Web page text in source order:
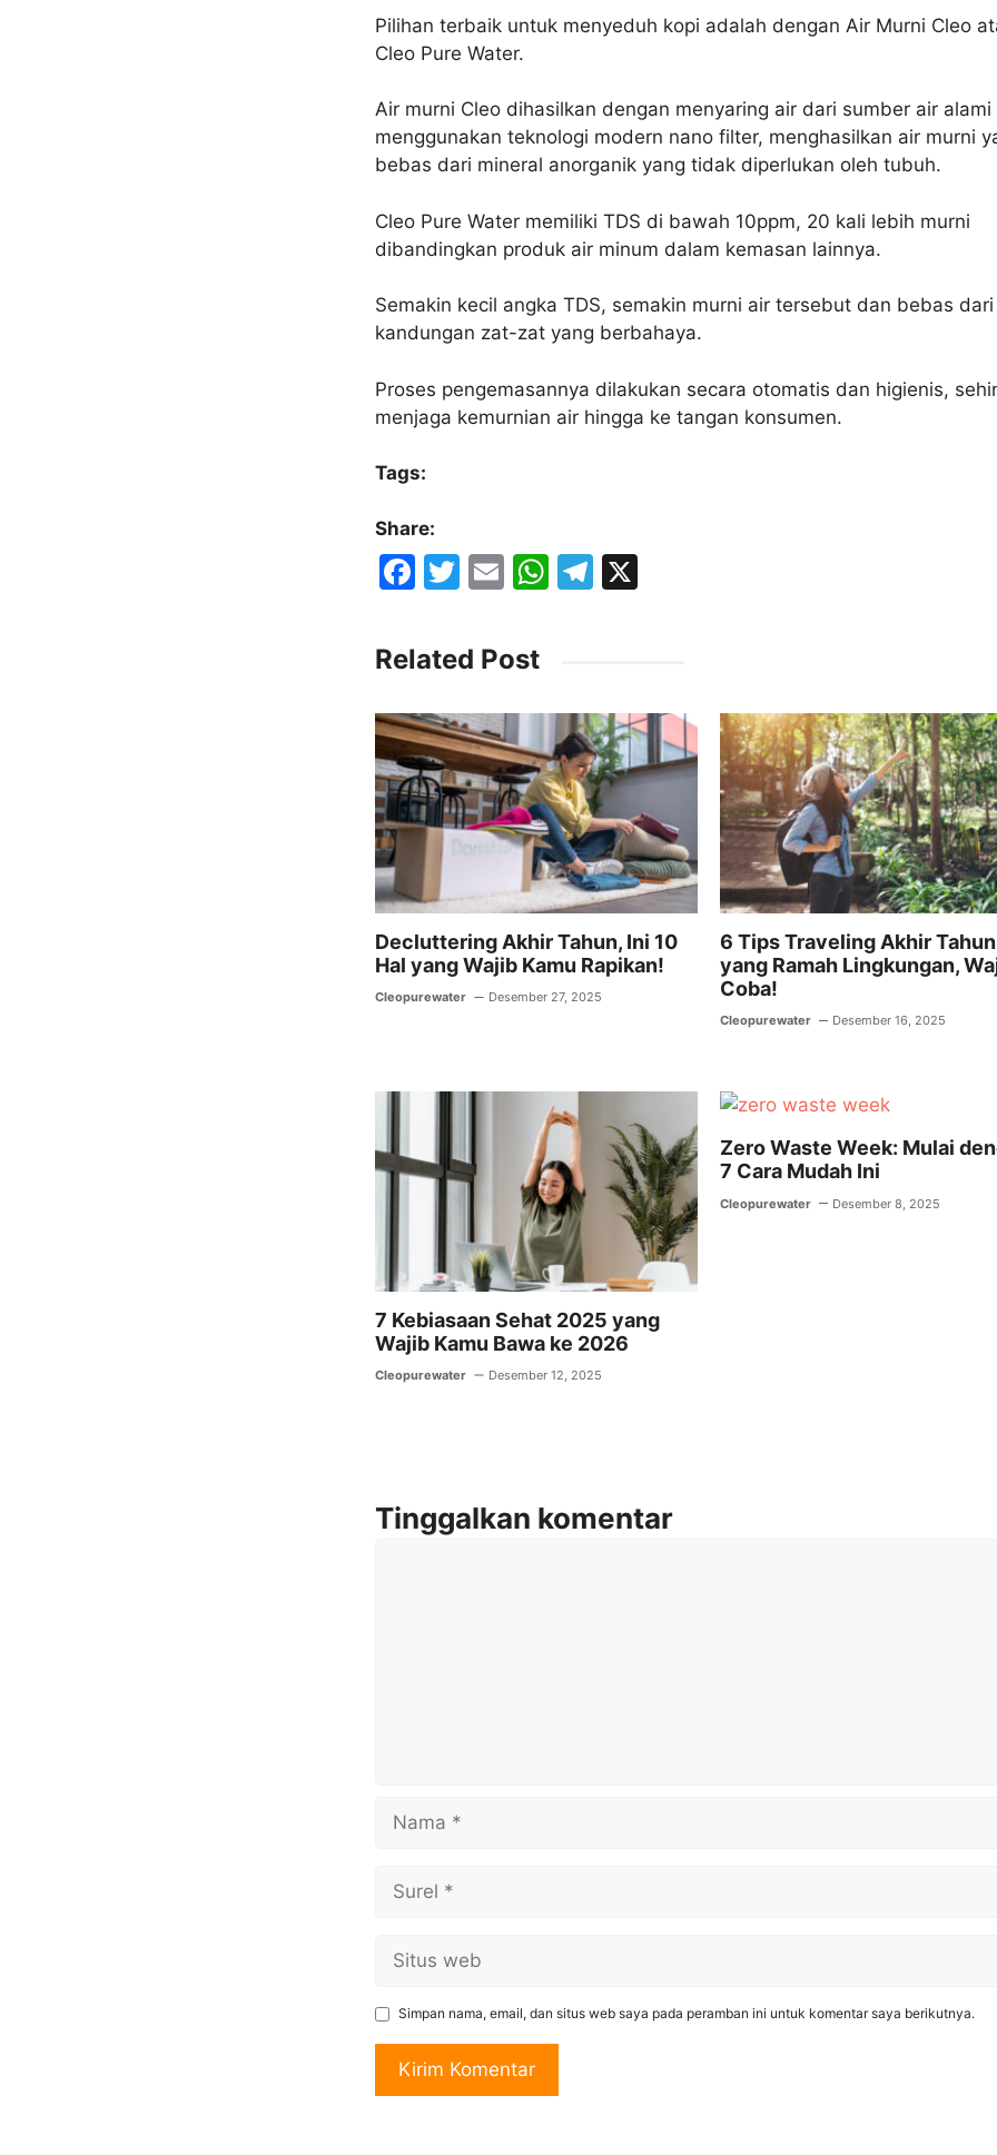
Pilihan terbaik untuk menyeduh kopi adalah dengan Air Murni Cleo
Cleo Pure Water.
Air murni Cleo dihasilkan dengan menyaring air dari sumber air alami
menggunakan teknologi modern nano filter, menghasilkan air murni
bebas dari mineral anorganik yang tidak diperlukan oleh tubuh.
Cleo Pure Water memiliki TDS di bawah 10ppm, 20 kali lebih murni
dibandingkan produk air minum dalam kemasan lainnya.
Semakin kecil angka TDS, semakin murni air tersebut dan bebas dari
kandungan zat-zat yang berbahaya.
Proses pengemasannya dilakukan secara otomatis dan higienis,
menjaga kemurnian air hingga ke tangan konsumen.
Tags:
Share:
F
c
e
b
o
o
k
T
itt
er
E
ai
l
W
A
p
p
T
a
m
Related Post
Decluttering Akhir Tahun, Ini 10
Hal yang Wajib Kamu Rapikan!
Cleopurewater Desember 27, 2025
6 Tips Traveling Akhir Tahun
yang Ramah Lingkungan,
Coba!
Cleopurewater Desember 16, 2025
7 Kebiasaan Sehat 2025 yang
Wajib Kamu Bawa ke 2026
Cleopurewater Desember 12, 2025
Zero Waste Week: Mulai
7 Cara Mudah Ini
Cleopurewater Desember 8, 2025
Tinggalkan komentar
Nama
Surel
Situs
web
Simpan nama, email, dan situs web saya pada peramban ini untuk komentar saya berikutnya.